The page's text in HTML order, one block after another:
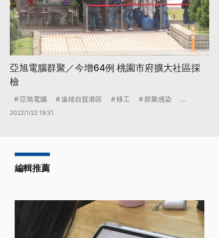
亞旭電腦群聚／今增64例 桃園市府擴大社區採
檢
亞旭電腦 遠雄自貿港區 移工 群聚感染 ...
2022/1/22 19:31
編輯推薦